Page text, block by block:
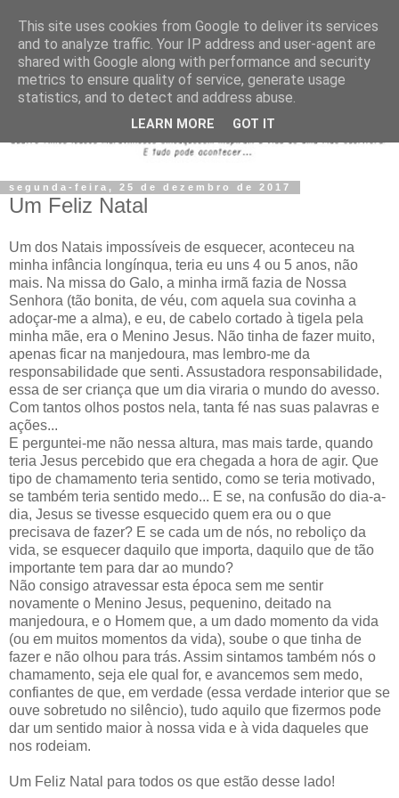
segunda-feira, 25 de dezembro de 2017
Um Feliz Natal
Um dos Natais impossíveis de esquecer, aconteceu na
minha infância longínqua, teria eu uns 4 ou 5 anos, não
mais. Na missa do Galo, a minha irmã fazia de Nossa
Senhora (tão bonita, de véu, com aquela sua covinha a
adoçar-me a alma), e eu, de cabelo cortado à tigela pela
minha mãe, era o Menino Jesus. Não tinha de fazer muito,
apenas ficar na manjedoura, mas lembro-me da
responsabilidade que senti. Assustadora responsabilidade,
essa de ser criança que um dia viraria o mundo do avesso.
Com tantos olhos postos nela, tanta fé nas suas palavras e
ações...
E perguntei-me não nessa altura, mas mais tarde, quando
teria Jesus percebido que era chegada a hora de agir. Que
tipo de chamamento teria sentido, como se teria motivado,
se também teria sentido medo... E se, na confusão do dia-a-
dia, Jesus se tivesse esquecido quem era ou o que
precisava de fazer? E se cada um de nós, no reboliço da
vida, se esquecer daquilo que importa, daquilo que de tão
importante tem para dar ao mundo?
Não consigo atravessar esta época sem me sentir
novamente o Menino Jesus, pequenino, deitado na
manjedoura, e o Homem que, a um dado momento da vida
(ou em muitos momentos da vida), soube o que tinha de
fazer e não olhou para trás. Assim sintamos também nós o
chamamento, seja ele qual for, e avancemos sem medo,
confiantes de que, em verdade (essa verdade interior que se
ouve sobretudo no silêncio), tudo aquilo que fizermos pode
dar um sentido maior à nossa vida e à vida daqueles que
nos rodeiam.
Um Feliz Natal para todos os que estão desse lado!
This site uses cookies from Google to deliver its services
and to analyze traffic. Your IP address and user-agent are
shared with Google along with performance and security
metrics to ensure quality of service, generate usage
statistics, and to detect and address abuse.
LEARN MORE GOT IT